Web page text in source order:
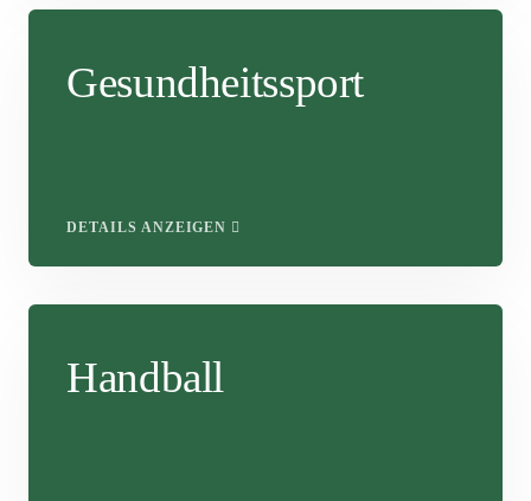
Gesundheitssport
DETAILS ANZEIGEN
Handball